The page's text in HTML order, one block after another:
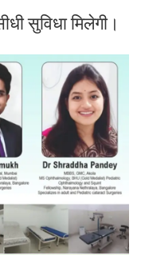
सुविधा मिलेगी।